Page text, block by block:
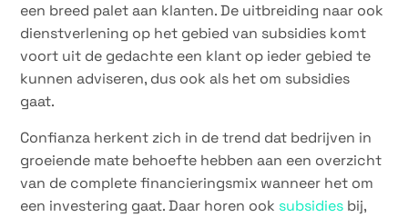
een breed palet aan klanten. De uitbreiding naar ook
dienstverlening op het gebied van subsidies komt
voort uit de gedachte een klant op ieder gebied te
kunnen adviseren, dus ook als het om subsidies
gaat.
Confianza herkent zich in de trend dat bedrijven in
groeiende mate behoefte hebben aan een overzicht
van de complete financieringsmix wanneer het om
een investering gaat. Daar horen ook subsidies bij,